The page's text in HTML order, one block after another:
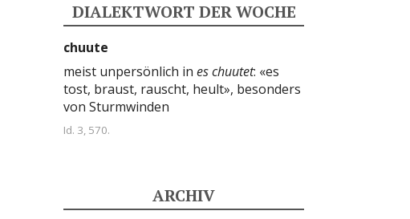
DIALEKTWORT DER WOCHE
chuute
meist unpersönlich in es chuutet: «es
tost, braust, rauscht, heult», besonders
von Sturmwinden
Id. 3, 570.
ARCHIV